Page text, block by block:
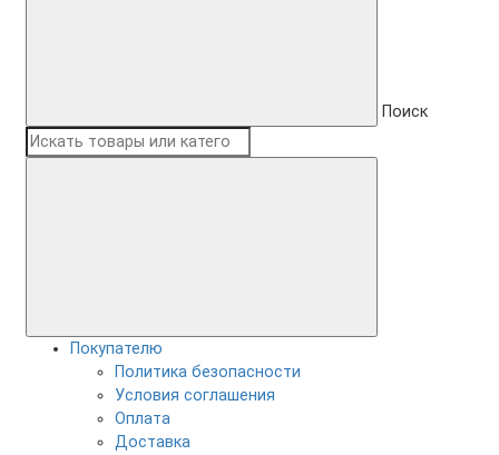
Поиск
Покупателю
Политика безопасности
Условия соглашения
Оплата
Доставка